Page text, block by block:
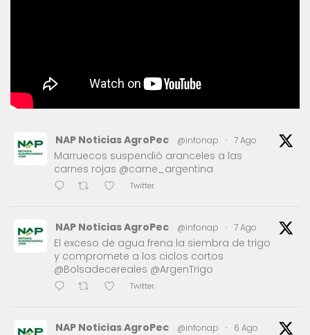
NAP Noticias AgroPec @infonap · 7 Ago
Marruecos suspendió aranceles a las
carnes rojas @carne_argentina
Twitter
NAP Noticias AgroPec @infonap · 7 Ago
El exceso de agua frena la siembra de trigo
y compromete a los ciclos cortos
@Bolsadecereales @ArgenTrigo
Twitter
NAP Noticias AgroPec @infonap · 6 Ago